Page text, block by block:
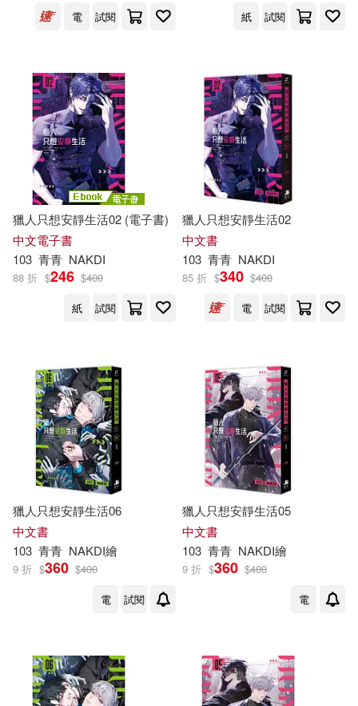
電
試閱
紙
試閱
獵人只想安靜生活02 (電子書)
中文電子書
103 青青 NAKDI
88 折 $246 $400
紙
試閱
獵人只想安靜生活02
中文書
103 青青 NAKDI
85 折 $340 $400
電
試閱
獵人只想安靜生活06
中文書
103 青青 NAKDI繪
9 折 $360 $400
電
試閱
獵人只想安靜生活05
中文書
103 青青 NAKDI繪
9 折 $360 $400
電